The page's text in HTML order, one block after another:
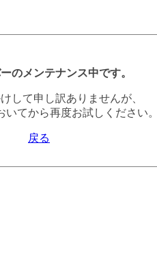
のメンテナンス中です。
して申し訳ありませんが、
いてから再度お試しください。
戻る